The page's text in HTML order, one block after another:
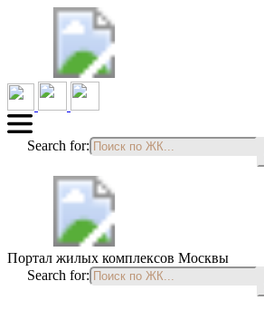
Search for:
Портал жилых комплексов Москвы
Search for: